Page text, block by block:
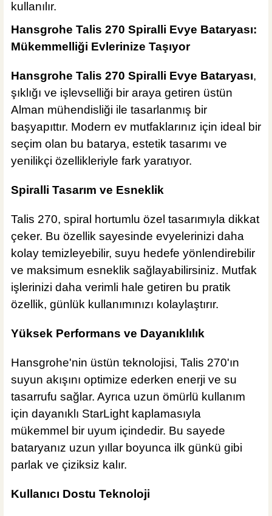
kullanılır.
Hansgrohe Talis 270 Spiralli Evye Bataryası:
Mükemmelliği Evlerinize Taşıyor
Hansgrohe Talis 270 Spiralli Evye Bataryası,
şıklığı ve işlevselliği bir araya getiren üstün
Alman mühendisliği ile tasarlanmış bir
başyapıttır. Modern ev mutfaklarınız için ideal bir
seçim olan bu batarya, estetik tasarımı ve
yenilikçi özellikleriyle fark yaratıyor.
Spiralli Tasarım ve Esneklik
Talis 270, spiral hortumlu özel tasarımıyla dikkat
çeker. Bu özellik sayesinde evyelerinizi daha
kolay temizleyebilir, suyu hedefe yönlendirebilir
ve maksimum esneklik sağlayabilirsiniz. Mutfak
işlerinizi daha verimli hale getiren bu pratik
özellik, günlük kullanımınızı kolaylaştırır.
Yüksek Performans ve Dayanıklılık
Hansgrohe'nin üstün teknolojisi, Talis 270'ın
suyun akışını optimize ederken enerji ve su
tasarrufu sağlar. Ayrıca uzun ömürlü kullanım
için dayanıklı StarLight kaplamasıyla
mükemmel bir uyum içindedir. Bu sayede
bataryanız uzun yıllar boyunca ilk günkü gibi
parlak ve çiziksiz kalır.
Kullanıcı Dostu Teknoloji